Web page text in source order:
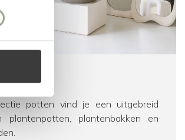
potten vind je een uitgebreid
plantenpotten, plantenbakken en